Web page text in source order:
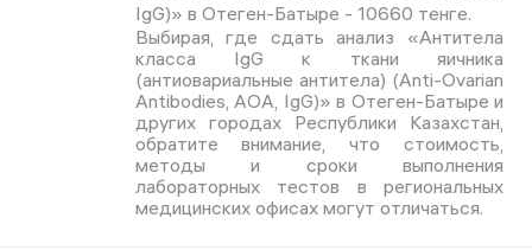
IgG)» в Отеген-Батыре - 10660 тенге.
Выбирая, где сдать анализ «Антитела
класса IgG к ткани яичника
(антиовариальные антитела) (Anti-Ovarian
Antibodies, AOA, IgG)» в Отеген-Батыре и
других городах Республики Казахстан,
обратите внимание, что стоимость,
методы и сроки выполнения
лабораторных тестов в региональных
медицинских офисах могут отличаться.